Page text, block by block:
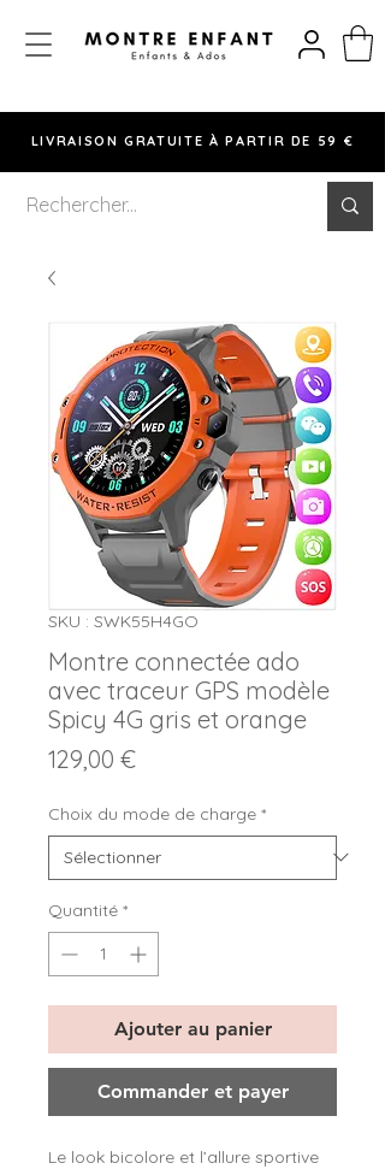
LIVRAISON GRATUITE À PARTIR DE 59 €
SKU : SWK55H4GO
Montre connectée ado
avec traceur GPS modèle
Spicy 4G gris et orange
129,00 €Prix
Choix du mode de charge *
Quantité *
Ajouter au panier
Commander et payer
Le look bicolore et l’allure sportive